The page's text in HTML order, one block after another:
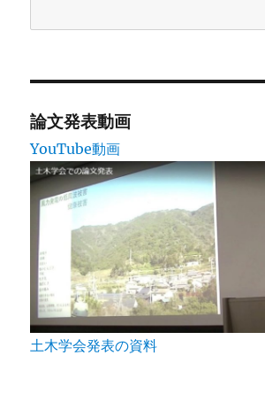
論文発表動画
YouTube動画
土木学会発表の資料